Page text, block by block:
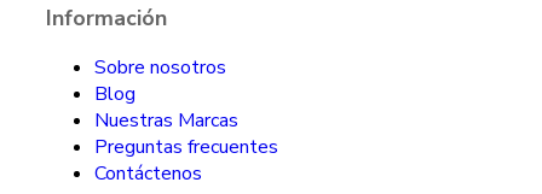
Información
Sobre nosotros
Blog
Nuestras Marcas
Preguntas frecuentes
Contáctenos